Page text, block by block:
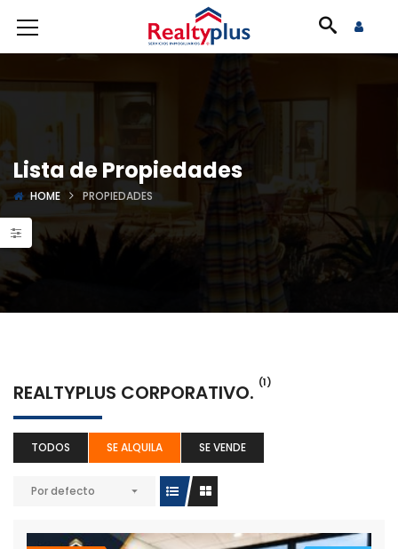
Lista de Propiedades
HOME PROPIEDADES
REALTYPLUS CORPORATIVO. (1)
TODOS SE ALQUILA SE VENDE
Por defecto